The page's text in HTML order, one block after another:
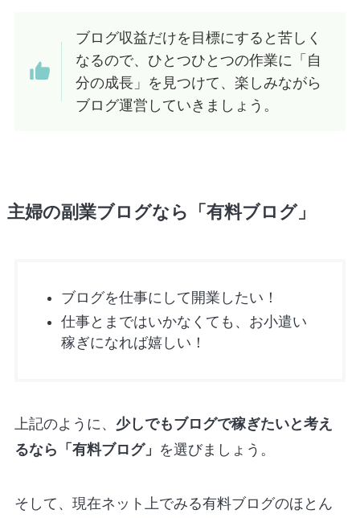
ブログ収益だけを目標にすると苦しく
なるので、ひとつひとつの作業に「自
分の成長」を見つけて、楽しみながら
ブログ運営していきましょう。
主婦の副業ブログなら「有料ブログ」
ブログを仕事にして開業したい！
仕事とまではいかなくても、お小遣い
稼ぎになれば嬉しい！
上記のように、 少しでもブログで稼ぎたいと考え
るなら「有料ブログ」 を選びましょう。
そして、現在ネット上でみる有料ブログのほとん